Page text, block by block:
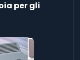
per gli